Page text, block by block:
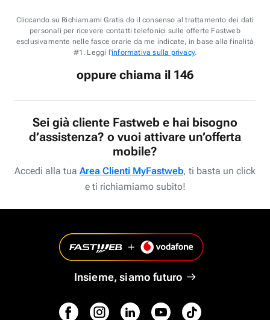
Cliccando su Richiamami Gratis do il consenso al trattamento dei dati
personali per ricevere contatti telefonici sulle offerte Fastweb
esclusivamente nelle fasce orarie da me indicate, in base alla finalità
#1. Leggi l'informativa sulla privacy.
oppure chiama il 146
Sei già cliente Fastweb e hai bisogno
d’assistenza? o vuoi attivare un’offerta
mobile?
Accedi alla tua Area Clienti MyFastweb, ti basta un click
e ti richiamiamo subito!
Insieme, siamo futuro